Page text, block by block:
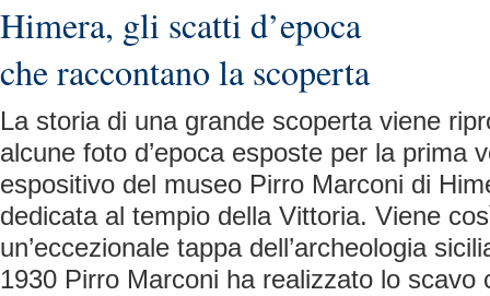
Himera, gli scatti d’epoca
che raccontano la scoperta
La storia di una grande scoperta viene
alcune foto d’epoca esposte per la prima
espositivo del museo Pirro Marconi di
dedicata al tempio della Vittoria. Viene
un’eccezionale tappa dell’archeologia
1930 Pirro Marconi ha realizzato lo scavo